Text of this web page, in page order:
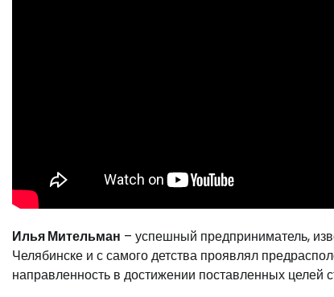
Илья Мительман – успешный предприниматель,
Челябинске и с самого детства проявлял
направленность в достижении поставленных целей